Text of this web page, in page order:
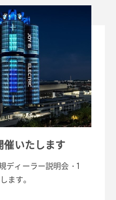
催いたします
ディーラー説明会・1
ます。